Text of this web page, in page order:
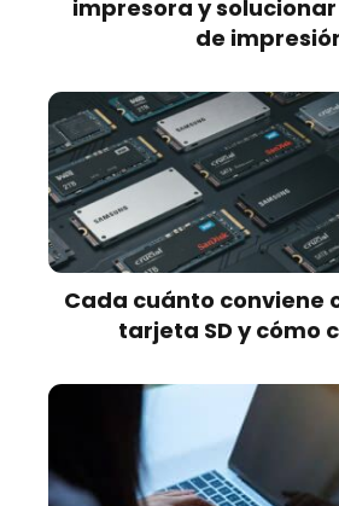
impresora y
de
Cada cuánto conviene
tarjeta SD y cómo